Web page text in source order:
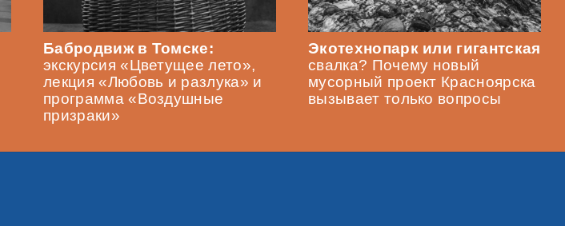
Бабродвиж в Томске:
экскурсия «Цветущее лето»,
лекция «Любовь и разлука» и
программа «Воздушные
призраки»
Экотехнопарк или гигантская
свалка? Почему новый
мусорный проект Красноярска
вызывает только вопросы